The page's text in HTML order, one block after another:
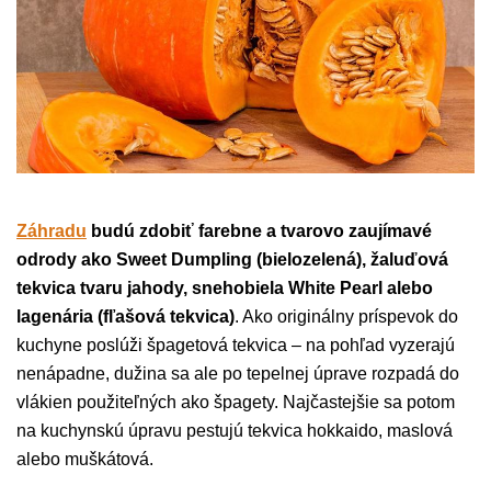
Záhradu budú zdobiť farebne a tvarovo zaujímavé
odrody ako Sweet Dumpling (bielozelená), žaluďová
tekvica tvaru jahody, snehobiela White Pearl alebo
lagenária (fľašová tekvica). Ako originálny príspevok do
kuchyne poslúži špagetová tekvica – na pohľad vyzerajú
nenápadne, dužina sa ale po tepelnej úprave rozpadá do
vlákien použiteľných ako špagety. Najčastejšie sa potom
na kuchynskú úpravu pestujú tekvica hokkaido, maslová
alebo muškátová.